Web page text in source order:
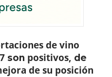
de vino
son positivos, de
de su posición